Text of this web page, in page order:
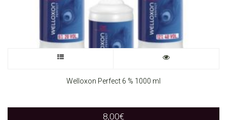
product
Welloxon Perfect 6 % 1000 ml
8,00€